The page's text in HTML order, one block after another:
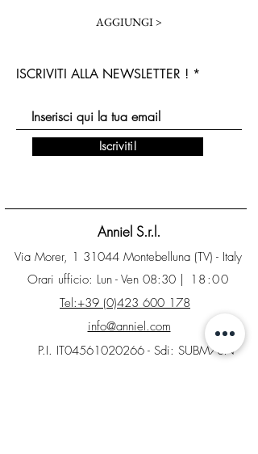
AGGIUNGI >
Anniel S.r.l.
Orari ufficio: Lun - Ven 08:30 | 18:00
ISCRIVITI ALLA NEWSLETTER !
Iscriviti!
Tel:+39 (0)423 600 178
info@anniel.com
Via Morer, 1 31044 Montebelluna (TV) - Italy
P.I. IT04561020266 - Sdi: SUBM70N